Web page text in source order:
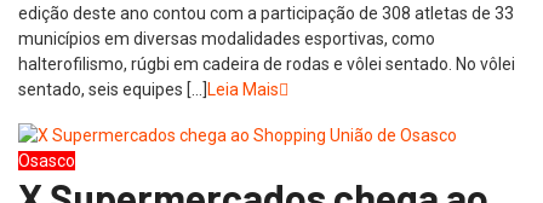
edição deste ano contou com a participação de 308 atletas de 33
municípios em diversas modalidades esportivas, como
halterofilismo, rúgbi em cadeira de rodas e vôlei sentado. No vôlei
sentado, seis equipes […] Leia Mais
Osasco